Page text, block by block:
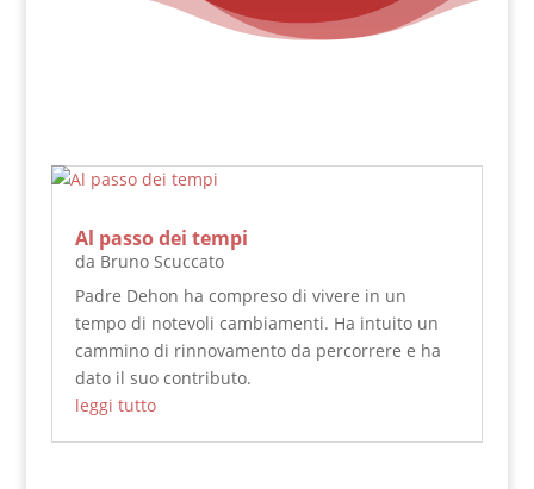
Al passo dei tempi
da Bruno Scuccato
Padre Dehon ha compreso di vivere in un
tempo di notevoli cambiamenti. Ha intuito un
cammino di rinnovamento da percorrere e ha
dato il suo contributo.
leggi tutto